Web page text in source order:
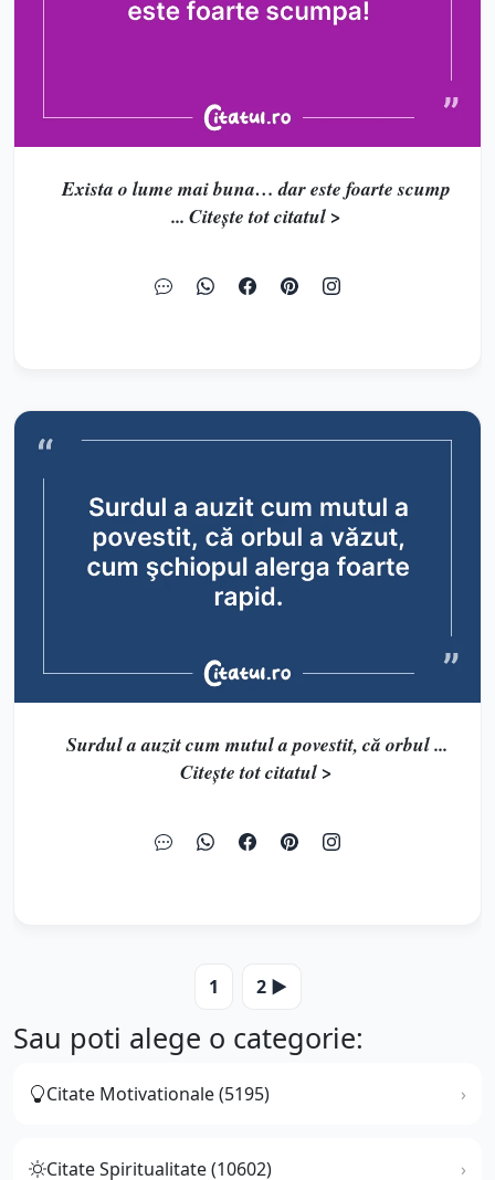
Exista o lume mai buna… dar este foarte scump
... Citește tot citatul >
Surdul a auzit cum mutul a povestit, că orbul ...
Citește tot citatul >
1 2 ▶️
Sau poti alege o categorie:
Citate Motivationale (5195)
Citate Spiritualitate (10602)